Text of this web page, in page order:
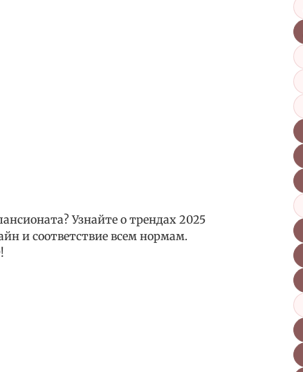
Узнайте о трендах 2025
и соответствие всем нормам.